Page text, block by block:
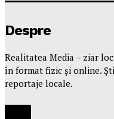
Despre
Realitatea Media – ziar
în format fizic și online.
reportaje locale.